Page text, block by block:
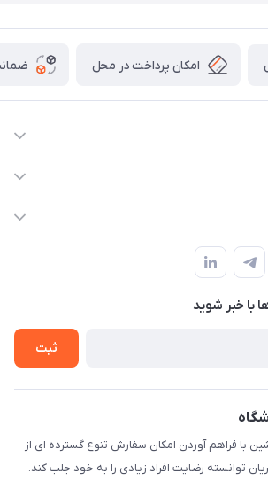
امکان پرداخت در محل
با‌ خبر شوید
ثبت
با فراهم آوردن امکان سفارش تنوع گسترده ای از
توانسته رضایت افراد زیادی را به خود جلب کند.